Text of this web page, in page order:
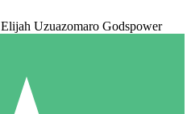
Elijah Uzuazomaro Godspower